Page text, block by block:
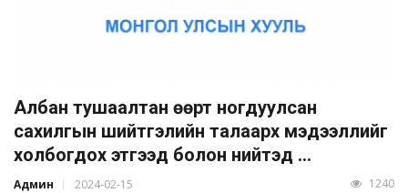
Албан тушаалтан өөрт ногдуулсан
сахилгын шийтгэлийн талаарх мэдээллийг
холбогдох этгээд болон нийтэд ...
Админ 2024-02-15 1240